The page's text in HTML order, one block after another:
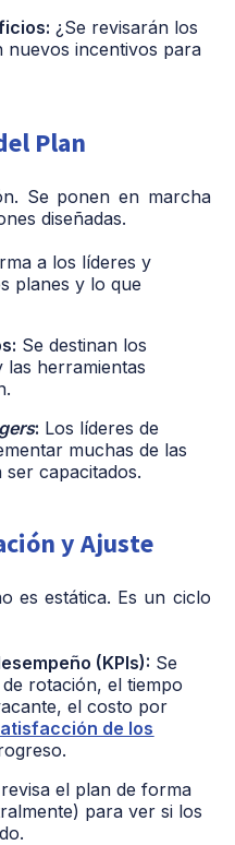
¿Se revisarán los
nuevos incentivos para
Plan
Se ponen en marcha
diseñadas.
a los líderes y
planes y lo que
Se destinan los
herramientas
: Los líderes de
muchas de las
capacitados.
y Ajuste
es estática. Es un ciclo
(KPIs): Se
rotación, el tiempo
el costo por
de los
el plan de forma
para ver si los